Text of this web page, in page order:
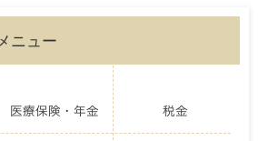
ニュー
医療保険・年金 税金